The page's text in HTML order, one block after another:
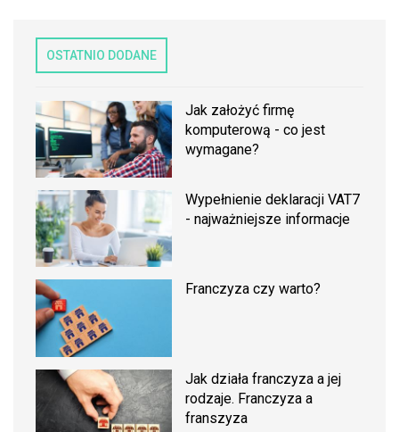
OSTATNIO DODANE
Jak założyć firmę
komputerową - co jest
wymagane?
Wypełnienie deklaracji VAT7
- najważniejsze informacje
Franczyza czy warto?
Jak działa franczyza a jej
rodzaje. Franczyza a
franszyza